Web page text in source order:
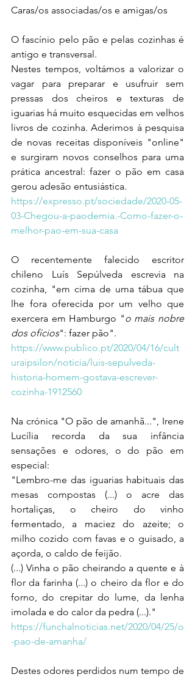
Caras/os associadas/os e amigas/os
O fascínio pelo pão e pelas cozinhas é
antigo e transversal.
Nestes tempos, voltámos a valorizar o
vagar para preparar e usufruir sem
pressas dos cheiros e texturas de
iguarias há muito esquecidas em velhos
livros de cozinha. Aderimos à pesquisa
de novas receitas disponíveis "online"
e surgiram novos conselhos para uma
prática ancestral: fazer o pão em casa
gerou adesão entusiástica.
https://expresso.pt/sociedade/2020-05-
03-Chegou-a-paodemia.-Como-fazer-o-
melhor-pao-em-sua-casa
O recentemente falecido escritor
chileno Luís Sepúlveda escrevia na
cozinha, "em cima de uma tábua que
lhe fora oferecida por um velho que
exercera em Hamburgo "o mais nobre
dos ofícios": fazer pão".
https://www.publico.pt/2020/04/16/cult
uraipsilon/noticia/luis-sepulveda-
historia-homem-gostava-escrever-
cozinha-1912560
Na crónica "O pão de amanhã...", Irene
Lucília recorda da sua infância
sensações e odores, o do pão em
especial:
"Lembro-me das iguarias habituais das
mesas compostas (...) o acre das
hortaliças, o cheiro do vinho
fermentado, a maciez do azeite; o
milho cozido com favas e o guisado, a
açorda, o caldo de feijão.
(...) Vinha o pão cheirando a quente e à
flor da farinha (...) o cheiro da flor e do
forno, do crepitar do lume, da lenha
imolada e do calor da pedra (...)."
https://funchalnoticias.net/2020/04/25/o
-pao-de-amanha/
Destes odores perdidos num tempo de